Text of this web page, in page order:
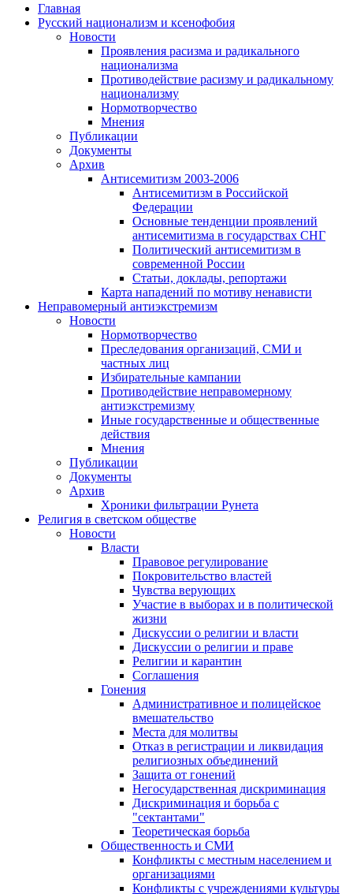
Главная
Русский национализм и ксенофобия
Новости
Проявления расизма и радикального
национализма
Противодействие расизму и радикальному
национализму
Нормотворчество
Мнения
Публикации
Документы
Архив
Антисемитизм 2003-2006
Антисемитизм в Российской
Федерации
Основные тенденции проявлений
антисемитизма в государствах СНГ
Политический антисемитизм в
современной России
Статьи, доклады, репортажи
Карта нападений по мотиву ненависти
Неправомерный антиэкстремизм
Новости
Нормотворчество
Преследования организаций, СМИ и
частных лиц
Избирательные кампании
Противодействие неправомерному
антиэкстремизму
Иные государственные и общественные
действия
Мнения
Публикации
Документы
Архив
Хроники фильтрации Рунета
Религия в светском обществе
Новости
Власти
Правовое регулирование
Покровительство властей
Чувства верующих
Участие в выборах и в политической
жизни
Дискуссии о религии и власти
Дискуссии о религии и праве
Религии и карантин
Соглашения
Гонения
Административное и полицейское
вмешательство
Места для молитвы
Отказ в регистрации и ликвидация
религиозных объединений
Защита от гонений
Негосударственная дискриминация
Дискриминация и борьба с
"сектантами"
Теоретическая борьба
Общественность и СМИ
Конфликты с местным населением и
организациями
Конфликты с учреждениями культуры